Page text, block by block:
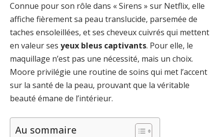
Connue pour son rôle dans « Sirens » sur Netflix, elle
affiche fièrement sa peau translucide, parsemée de
taches ensoleillées, et ses cheveux cuivrés qui mettent
en valeur ses yeux bleus captivants. Pour elle, le
maquillage n’est pas une nécessité, mais un choix.
Moore privilégie une routine de soins qui met l’accent
sur la santé de la peau, prouvant que la véritable
beauté émane de l’intérieur.
Au sommaire